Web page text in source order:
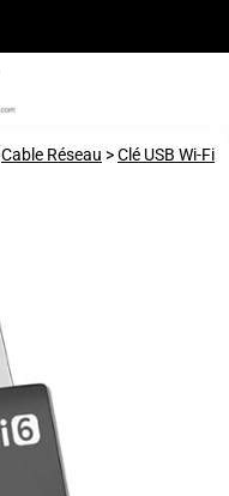
Cable Réseau >Clé USB Wi-Fi